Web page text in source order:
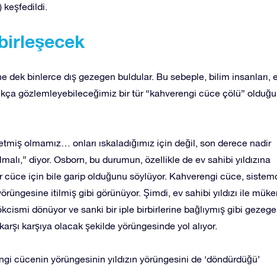
keşfedildi.
dek binlerce dış gezegen buldular. Bu sebeple, bilim insanları,
gözlemleyebileceğimiz bir tür “kahverengi cüce çölü”
olmamız… onları ıskaladığımız için değil, son derece nadir
diyor. Osborn, bu durumun, özellikle de ev sahibi yıldızına
cüce için bile garip olduğunu söylüyor. Kahverengi cüce,
itilmiş gibi görünüyor. Şimdi, ev sahibi yıldızı ile
dönüyor ve sanki bir iple birbirlerine bağlıymış gibi
karşıya olacak şekilde yörüngesinde yol alıyor.
cücenin yörüngesinin yıldızın yörüngesini de ‘döndürdüğü’